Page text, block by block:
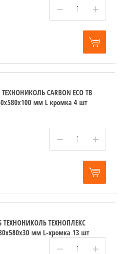
− +
ТЕХНОНИКОЛЬ CARBON ECO ТВ
мм L кромка 4 шт
− +
ТЕХНОНИКОЛЬ ТЕХНОПЛЕКС
мм L-кромка 13 шт
− +